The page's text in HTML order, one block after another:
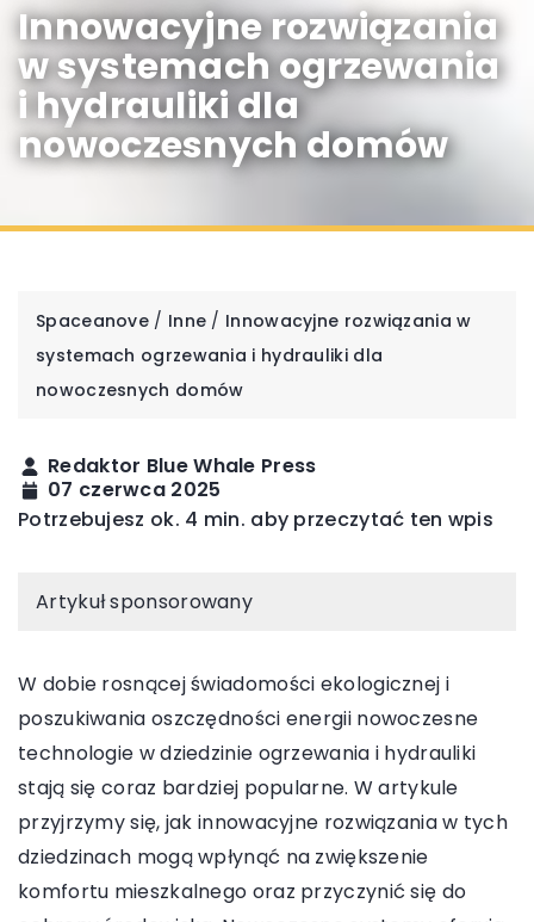
Innowacyjne rozwiązania
w systemach ogrzewania
i hydrauliki dla
nowoczesnych domów
Spaceanove / Inne / Innowacyjne rozwiązania w
systemach ogrzewania i hydrauliki dla
nowoczesnych domów
Redaktor Blue Whale Press
07 czerwca 2025
Potrzebujesz ok. 4 min. aby przeczytać ten wpis
Artykuł sponsorowany
W dobie rosnącej świadomości ekologicznej i
poszukiwania oszczędności energii nowoczesne
technologie w dziedzinie ogrzewania i hydrauliki
stają się coraz bardziej popularne. W artykule
przyjrzymy się, jak innowacyjne rozwiązania w tych
dziedzinach mogą wpłynąć na zwiększenie
komfortu mieszkalnego oraz przyczynić się do